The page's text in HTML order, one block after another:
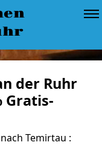
der Ruhr
Gratis-
Temirtau :